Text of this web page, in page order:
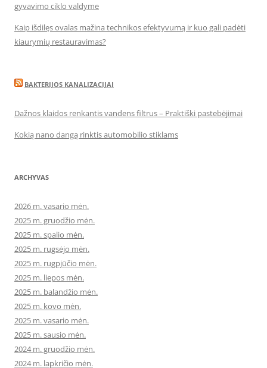
gyvavimo ciklo valdyme
Kaip išdilęs ovalas mažina technikos efektyvumą ir kuo gali padėti
kiaurymių restauravimas?
BAKTERIJOS KANALIZACIJAI
Dažnos klaidos renkantis vandens filtrus – Praktiški pastebėjimai
Kokią nano dangą rinktis automobilio stiklams
ARCHYVAS
2026 m. vasario mėn.
2025 m. gruodžio mėn.
2025 m. spalio mėn.
2025 m. rugsėjo mėn.
2025 m. rugpjūčio mėn.
2025 m. liepos mėn.
2025 m. balandžio mėn.
2025 m. kovo mėn.
2025 m. vasario mėn.
2025 m. sausio mėn.
2024 m. gruodžio mėn.
2024 m. lapkričio mėn.